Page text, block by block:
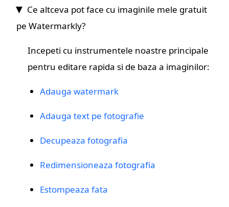
Ce altceva pot face cu imaginile mele gratuit
pe Watermarkly?
Incepeti cu instrumentele noastre principale
pentru editare rapida si de baza a imaginilor:
Adauga watermark
Adauga text pe fotografie
Decupeaza fotografia
Redimensioneaza fotografia
Estompeaza fata